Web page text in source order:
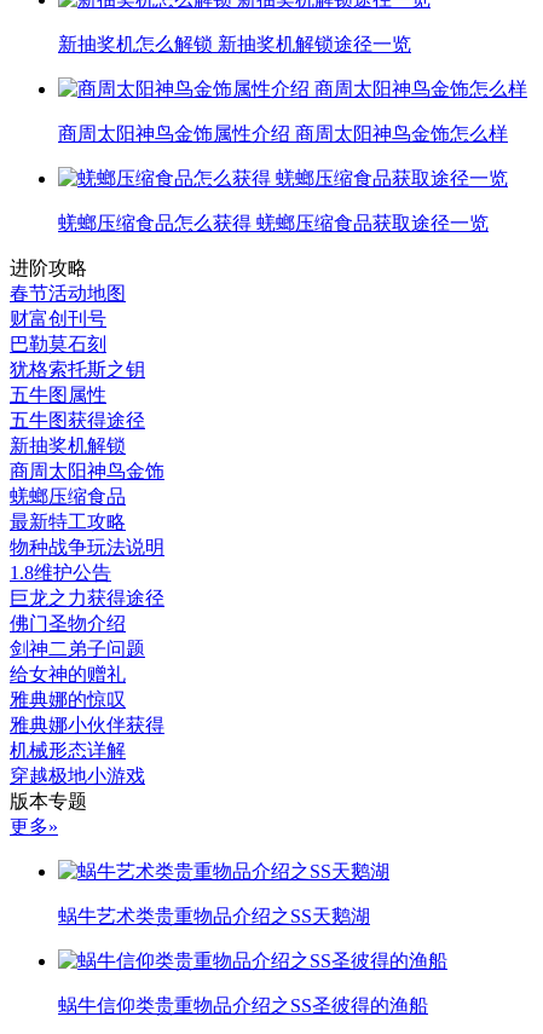
新抽奖机怎么解锁 新抽奖机解锁途径一览
商周太阳神鸟金饰属性介绍 商周太阳神鸟金饰怎么样
蜣螂压缩食品怎么获得 蜣螂压缩食品获取途径一览
进阶攻略
春节活动地图
财富创刊号
巴勒莫石刻
犹格索托斯之钥
五牛图属性
五牛图获得途径
新抽奖机解锁
商周太阳神鸟金饰
蜣螂压缩食品
最新特工攻略
物种战争玩法说明
1.8维护公告
巨龙之力获得途径
佛门圣物介绍
剑神二弟子问题
给女神的赠礼
雅典娜的惊叹
雅典娜小伙伴获得
机械形态详解
穿越极地小游戏
版本专题
更多»
蜗牛艺术类贵重物品介绍之SS天鹅湖
蜗牛信仰类贵重物品介绍之SS圣彼得的渔船